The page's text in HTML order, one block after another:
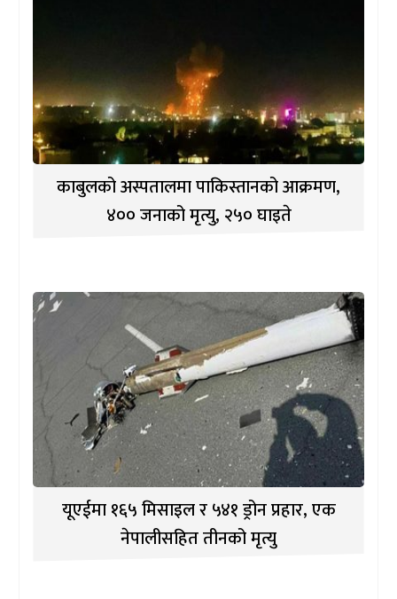
काबुलको अस्पतालमा पाकिस्तानको आक्रमण,
४०० जनाको मृत्यु, २५० घाइते
यूएईमा १६५ मिसाइल र ५४१ ड्रोन प्रहार, एक
नेपालीसहित तीनको मृत्यु